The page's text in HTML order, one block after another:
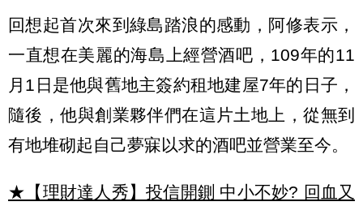
回想起首次來到綠島踏浪的感動，阿修表示，
一直想在美麗的海島上經營酒吧，109年的11
月1日是他與舊地主簽約租地建屋7年的日子，
隨後，他與創業夥伴們在這片土地上，從無到
有地堆砌起自己夢寐以求的酒吧並營業至今。
★【理財達人秀】投信開鍘 中小不妙? 回血又